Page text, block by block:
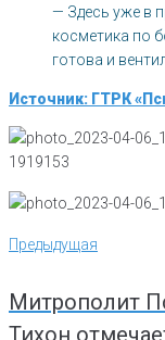
— Здесь уже в
косметика по
готова и
Источник: ГТРК
Навигация
по
Предыдущая
Предыдущая
Митрополит
Тихон